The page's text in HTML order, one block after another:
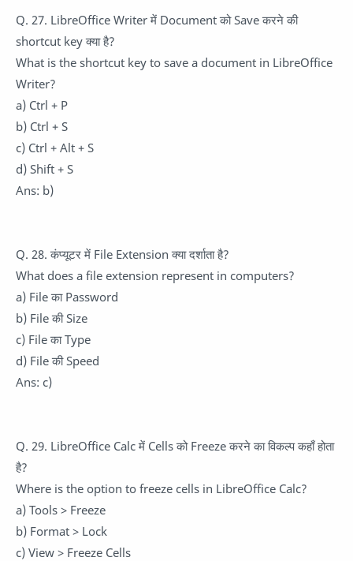
Q. 27. LibreOffice Writer में Document को Save करने की
shortcut key क्या है?
What is the shortcut key to save a document in LibreOffice
Writer?
a) Ctrl + P
b) Ctrl + S
c) Ctrl + Alt + S
d) Shift + S
Ans: b)
Q. 28. कंप्यूटर में File Extension क्या दर्शाता है?
What does a file extension represent in computers?
a) File का Password
b) File की Size
c) File का Type
d) File की Speed
Ans: c)
Q. 29. LibreOffice Calc में Cells को Freeze करने का विकल्प कहाँ होता
है?
Where is the option to freeze cells in LibreOffice Calc?
a) Tools > Freeze
b) Format > Lock
c) View > Freeze Cells